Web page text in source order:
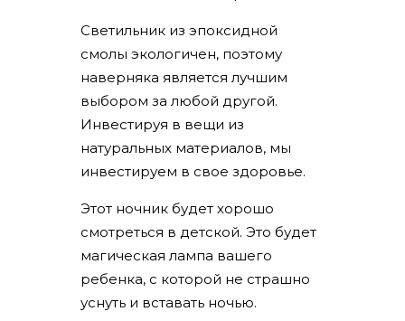
Светильник из эпоксидной
смолы экологичен, поэтому
наверняка является лучшим
выбором за любой другой.
Инвестируя в вещи из
натуральных материалов, мы
инвестируем в свое здоровье.
Этот ночник будет хорошо
смотреться в детской. Это будет
магическая лампа вашего
ребенка, с которой не страшно
уснуть и вставать ночью.